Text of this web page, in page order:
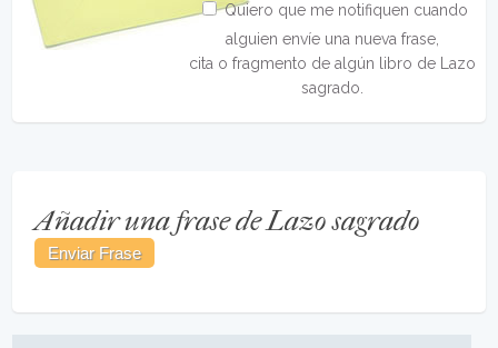
Quiero que me notifiquen cuando
alguien envíe una nueva frase,
cita o fragmento de algún libro de Lazo
sagrado.
Añadir una frase de Lazo sagrado